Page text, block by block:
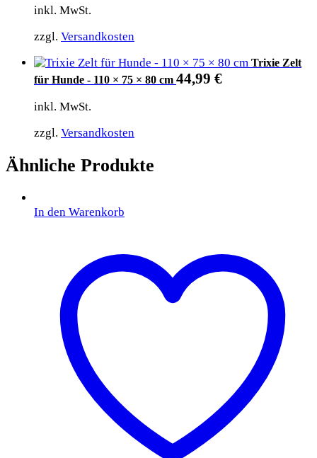
inkl. MwSt.
zzgl. Versandkosten
Trixie Zelt
für Hunde - 110 × 75 × 80 cm 44,99 €
inkl. MwSt.
zzgl. Versandkosten
Ähnliche Produkte
In den Warenkorb